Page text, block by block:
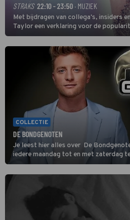
STRAKS 22:10 - 23:50 · MUZIEK
Met bijdragen van collega's, insiders
Taylor een verklaring voor de
singer-songwriter is een van de
en een inspiratie voor velen. (HH)
COLLECTIE
DE BONDGENOTEN
Je leest hier alles over De
iedere maandag tot en met zaterdag